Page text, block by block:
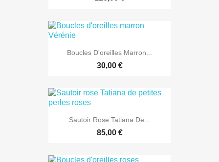
Boucles D'oreilles Marron...
30,00 €
Sautoir Rose Tatiana De...
85,00 €